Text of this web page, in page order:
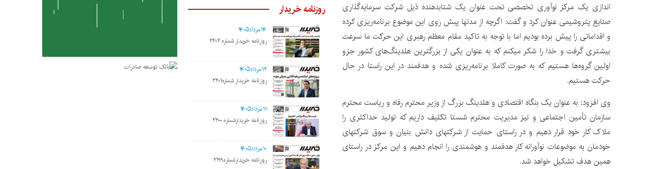
اندازی یک مرکز نوآوری تخصصی تحت عنوان یک شتابدهنده ذیل شرکت سرمایه‌گذاری
صنایع پتروشیمی عنوان کرد و گفت: اگرچه از مدتها پبش روی این موضوع برنامه‌ریزی کرده
و اقداماتی را پیش برده بودیم اما با توجه به تاکید مقام معظم رهبری این حرکت ما سرعت
بیشتری گرفت و خدا را شکر میکنم که به عنوان یکی از بزرگترین هلدینگ‌های کشور جزو
اولین گروه‌ها هستیم که به صورت کاملا برنامه‌ریزی شده و هدفمند در این راستا در حال
حرکت هستیم.
وی افزود: به عنوان یک بنگاه اقتصادی و هلدینگ بزرگ از وزیر محترم رفاه و ریاست محترم
سازمان تأمین اجتماعی و نیز مدیریت محترم شستا تکلیف داریم که تولید حداکثری را
ملاک کار خود قرار دهیم و در راستای حمایت از شرکتهای دانش بنیان و سوق شرکتهای
خودمان به موضوعات نوآورانه کار هدفمند و هوشمندی را انجام دهیم و این مرکز در راستای
همین هدف تشکیل خواهد شد.
روزنامه خریدار
۱۴مرداد۱۴۰۵
روزنامه خریدار شماره ۲۲۰۲
۱۲مرداد۱۴۰۵
روزنامه خریدار شماره۲۲۰۱
۱۱مرداد۱۴۰۵
روزنامه خریدارشماره ۲۲۰۰
۱۰مرداد۱۴۰۵
روزنامه خریدارشماره۲۱۹۹